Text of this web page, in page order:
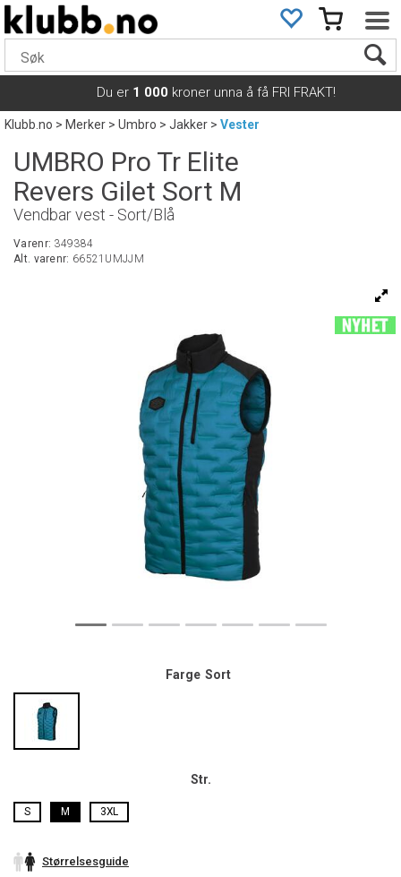
Du er 1 000 kroner unna å få FRI FRAKT!
Klubb.no>Merker>Umbro>Jakker>Vester
UMBRO Pro Tr Elite
Revers Gilet Sort M
Vendbar vest - Sort/Blå
Varenr: 349384
Alt. varenr: 66521UMJJM
Farge Sort
Str.
S M 3XL
Størrelsesguide